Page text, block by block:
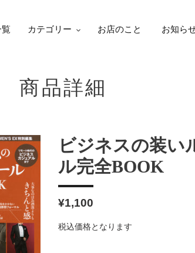
覧 カテゴリー お店のこと お知ら
商品詳細
ビジネスの装い
ル完全BOOK
通
¥1,100
税込価格となります